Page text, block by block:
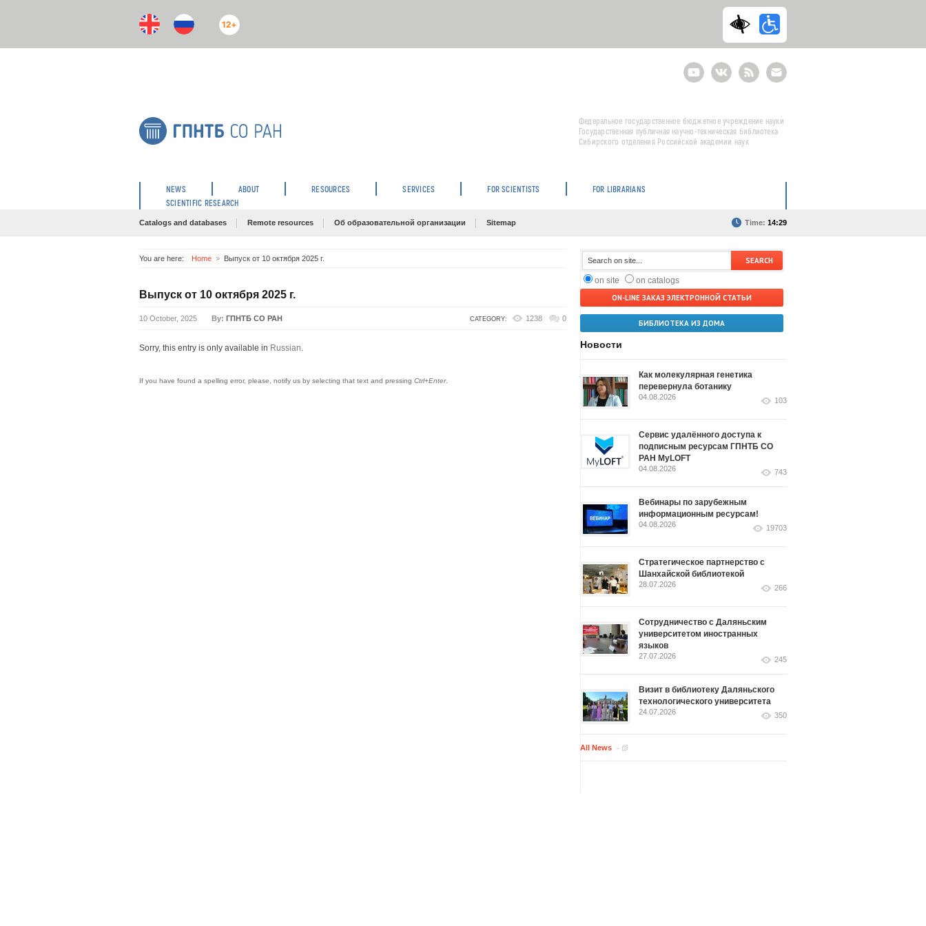
12+
YoutubeВКонтактеRSS
E-
mail
подписка
Федеральное государственное бюджетное учреждение науки
Государственная публичная научно-техническая библиотека
Сибирского отделения Российской академии наук
NEWS ABOUT RESOURCES SERVICES FOR SCIENTISTS
FOR LIBRARIANS
SCIENTIFIC RESEARCH
Catalogs and databases Remote resources Об образовательной организации Sitemap Time: 14:29
You are here: Home Выпуск от 10 октября 2025 г.
Выпуск от 10 октября 2025 г.
10 October, 2025 By: ГПНТБ СО РАН CATEGORY: 1238 0
Sorry, this entry is only available in Russian.
If you have found a spelling error, please, notify us by selecting that text and pressing Ctrl+Enter.
on site
on catalogs
ON-LINE ЗАКАЗ ЭЛЕКТРОННОЙ СТАТЬИ
БИБЛИОТЕКА ИЗ ДОМА
Новости
Как молекулярная генетика
перевернула ботанику
04.08.2026 103
Сервис удалённого доступа к
подписным ресурсам ГПНТБ СО
РАН MyLOFT
04.08.2026 743
Вебинары по зарубежным
информационным ресурсам!
04.08.2026 19703
Стратегическое партнерство с
Шанхайской библиотекой
28.07.2026 266
Сотрудничество с Даляньским
университетом иностранных
языков
27.07.2026 245
Визит в библиотеку Даляньского
технологического университета
24.07.2026 350
All News